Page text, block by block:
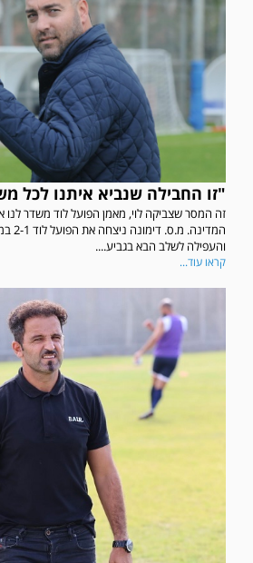
"זו החבילה שנביא איתנו לכל
זה המסר שצביקה לוי, מאמן הפועל לוד משדר לנו
והעפילה לשלב הבא בגביע....
קראו עוד...